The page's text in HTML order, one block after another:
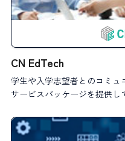
CN EdTech
学生や入学志望者とのコミュ
サービスパッケージを提供し